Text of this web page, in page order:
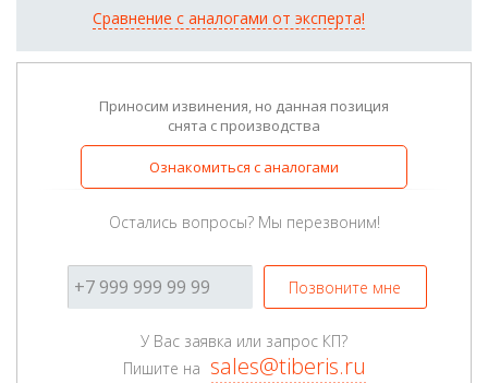
Сравнение с аналогами от эксперта!
Приносим извинения, но данная позиция
снята с производства
Ознакомиться с аналогами
Остались вопросы? Мы перезвоним!
Позвоните мне
У Вас заявка или запрос КП?
Пишите на sales@tiberis.ru